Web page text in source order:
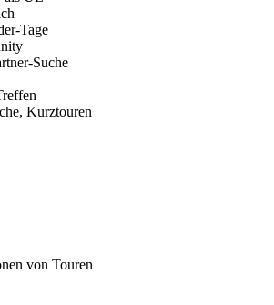
Tage
Suche
Kurztouren
von Touren